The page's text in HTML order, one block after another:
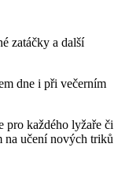
zatáčky a další
dne i při večerním
pro každého lyžaře či
na učení nových triků